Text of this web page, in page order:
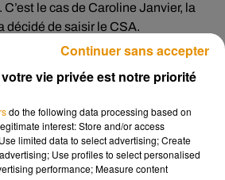
le cas de Caroline Janvier, la
décidé de saisir le CSA.
et a décidé de boycotter la
+. Pour rappel, Zemmour a été
pour provocation à la haine
été condamné en 2011 pour les
indiqué qu’il allait examiner cette
t.co/jJLOvRTE59
vie privée est notre priorité
do the following data processing based on
interest: Store and/or access
limited data to select advertising; Create
Use profiles to select personalised
performance; Measure content
Continuer sans accepter